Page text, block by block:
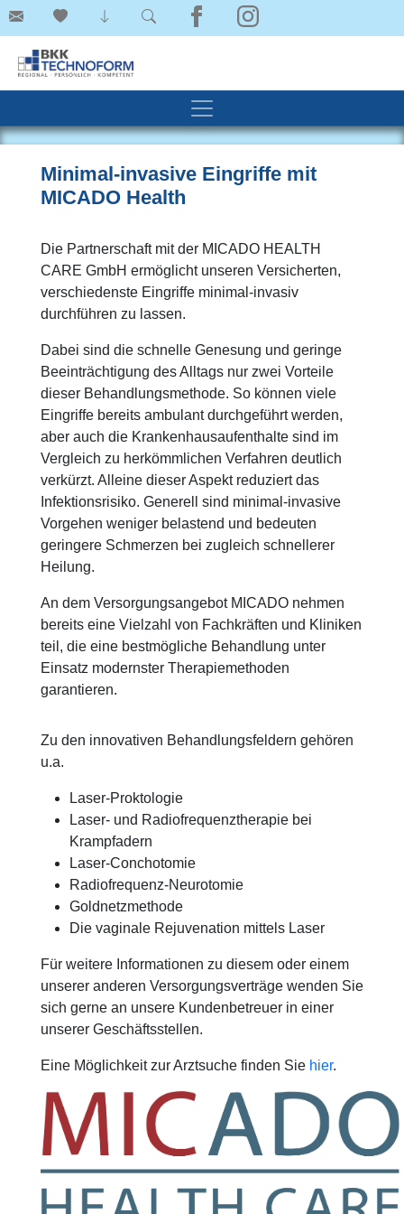
Minimal-invasive Eingriffe mit
MICADO Health
Die Partnerschaft mit der MICADO HEALTH
CARE GmbH ermöglicht unseren Versicherten,
verschiedenste Eingriffe minimal-invasiv
durchführen zu lassen.
Dabei sind die schnelle Genesung und geringe
Beeinträchtigung des Alltags nur zwei Vorteile
dieser Behandlungsmethode. So können viele
Eingriffe bereits ambulant durchgeführt werden,
aber auch die Krankenhausaufenthalte sind im
Vergleich zu herkömmlichen Verfahren deutlich
verkürzt. Alleine dieser Aspekt reduziert das
Infektionsrisiko. Generell sind minimal-invasive
Vorgehen weniger belastend und bedeuten
geringere Schmerzen bei zugleich schnellerer
Heilung.
An dem Versorgungsangebot MICADO nehmen
bereits eine Vielzahl von Fachkräften und Kliniken
teil, die eine bestmögliche Behandlung unter
Einsatz modernster Therapiemethoden
garantieren.
Zu den innovativen Behandlungsfeldern gehören
u.a.
Laser-Proktologie
Laser- und Radiofrequenztherapie bei
Krampfadern
Laser-Conchotomie
Radiofrequenz-Neurotomie
Goldnetzmethode
Die vaginale Rejuvenation mittels Laser
Für weitere Informationen zu diesem oder einem
unserer anderen Versorgungsverträge wenden Sie
sich gerne an unsere Kundenbetreuer in einer
unserer Geschäftsstellen.
Eine Möglichkeit zur Arztsuche finden Sie hier.